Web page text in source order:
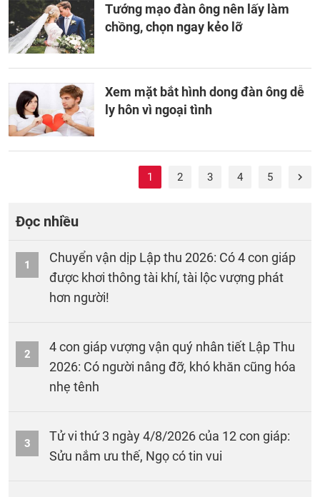
Tướng mạo đàn ông nên lấy làm
chồng, chọn ngay kẻo lỡ
Xem mặt bắt hình dong đàn ông dễ
ly hôn vì ngoại tình
1 2 3 4 5
Đọc nhiều
1
Chuyển vận dịp Lập thu 2026: Có 4 con giáp
được khơi thông tài khí, tài lộc vượng phát
hơn người!
2
4 con giáp vượng vận quý nhân tiết Lập Thu
2026: Có người nâng đỡ, khó khăn cũng hóa
nhẹ tênh
3
Tử vi thứ 3 ngày 4/8/2026 của 12 con giáp:
Sửu nắm ưu thế, Ngọ có tin vui